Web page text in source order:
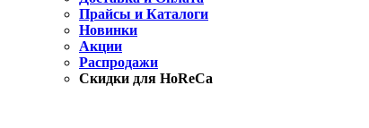
Прайсы и Каталоги
Новинки
Акции
Распродажи
Скидки для HoReCa